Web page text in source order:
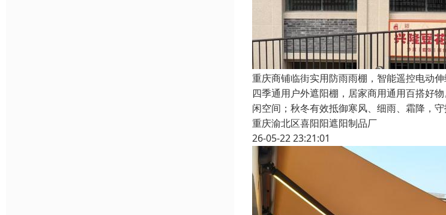
重庆商铺临街实用防雨雨棚，智能遥控电动
四季通用户外遮阳棚，居家商用通用百搭好
闲空间；秋冬有效抵御寒风、细雨、霜降，
重庆渝北区喜阳阳遮阳制品厂
26-05-22 23:21:01